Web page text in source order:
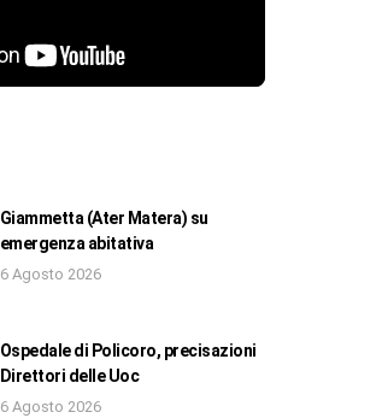
Giammetta (Ater Matera) su
emergenza abitativa
6 Agosto 2026
Ospedale di Policoro, precisazioni
Direttori delle Uoc
6 Agosto 2026